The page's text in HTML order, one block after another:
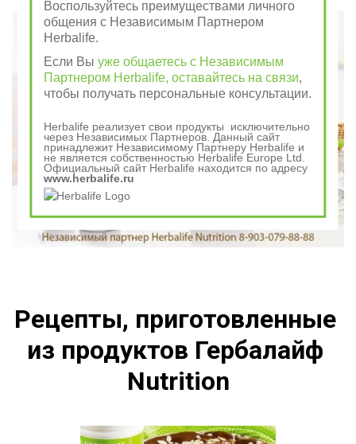
Рецепты, приготовленные
из продуктов Гербалайф
Nutrition
Воспользуйтесь преимуществами личного
общения с Независимым Партнером
Herbalife.
Если Выуже общаетесь с Независимым
Партнером Herbalife, оставайтесь на связи,
чтобы получать персональные консультации.
Herbalife реализует свои продукты исключительно
через Независимых Партнеров. Данный сайт
принадлежит Независимому Партнеру Herbalife и
не является собственностью Herbalife Europe Ltd.
Официальный сайт Herbalife находится по адресу
www.herbalife.ru